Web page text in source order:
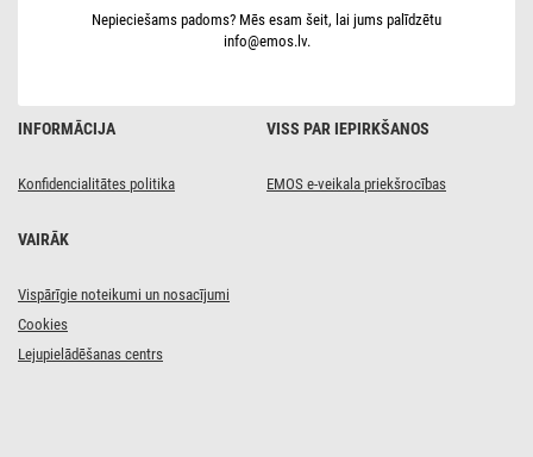
INFORMĀCIJA
Konfidencialitātes politika
VISS PAR IEPIRKŠANOS
EMOS e-veikala priekšrocības
VAIRĀK
Vispārīgie noteikumi un nosacījumi
Cookies
Lejupielādēšanas centrs
Nepieciešams padoms? Mēs esam šeit, lai jums palīdzētu
info@emos.lv.